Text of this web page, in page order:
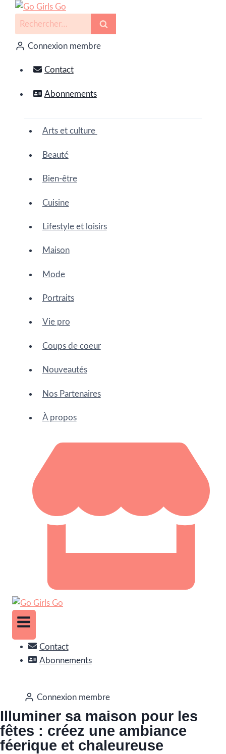
Connexion membre
Contact
Abonnements
Arts et culture
Beauté
Bien-être
Cuisine
Lifestyle et loisirs
Maison
Mode
Portraits
Vie pro
Coups de coeur
Nouveautés
Nos Partenaires
À propos
Contact
Abonnements
Connexion membre
Illuminer sa maison pour les
fêtes : créez une ambiance
féerique et chaleureuse